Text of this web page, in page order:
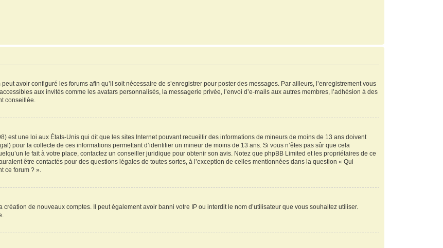
avoir configuré les forums afin qu’il soit nécessaire de s’enregistrer pour poster des messages. Par ailleurs, l’enregistrement vous
aux invités comme les avatars personnalisés, la messagerie privée, l’envoi d’e-mails aux autres membres, l’adhésion à des
conseillée.
est une loi aux États-Unis qui dit que les sites Internet pouvant recueillir des informations de mineurs de moins de 13 ans doivent
pour la collecte de ces informations permettant d’identifier un mineur de moins de 13 ans. Si vous n’êtes pas sûr que cela
le fait à votre place, contactez un conseiller juridique pour obtenir son avis. Notez que phpBB Limited et les propriétaires de ce
être contactés pour des questions légales de toutes sortes, à l’exception de celles mentionnées dans la question « Qui
ce forum ? ».
création de nouveaux comptes. Il peut également avoir banni votre IP ou interdit le nom d’utilisateur que vous souhaitez utiliser.